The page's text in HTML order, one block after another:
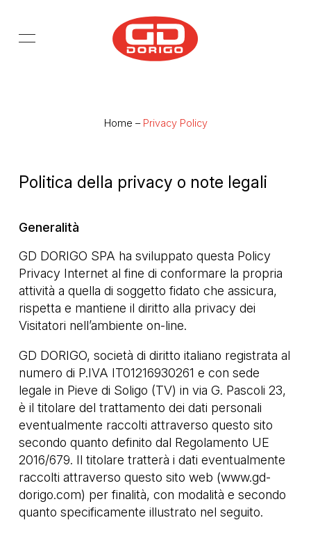
Home – Privacy Policy
Politica della privacy o note legali
Generalità
GD DORIGO SPA ha sviluppato questa Policy
Privacy Internet al fine di conformare la propria
attività a quella di soggetto fidato che assicura,
rispetta e mantiene il diritto alla privacy dei
Visitatori nell’ambiente on-line.
GD DORIGO, società di diritto italiano registrata al
numero di P.IVA IT01216930261 e con sede
legale in Pieve di Soligo (TV) in via G. Pascoli 23,
è il titolare del trattamento dei dati personali
eventualmente raccolti attraverso questo sito
secondo quanto definito dal Regolamento UE
2016/679. Il titolare tratterà i dati eventualmente
raccolti attraverso questo sito web (www.gd-
dorigo.com) per finalità, con modalità e secondo
quanto specificamente illustrato nel seguito.